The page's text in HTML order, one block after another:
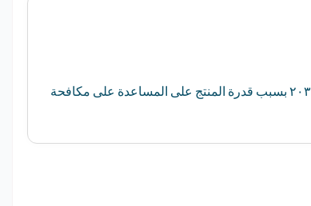
وسيشهد حجم سوق التليفزيون المحنك على معدل نمو كبير خلال الفترة من ٢٠٢٣ إلى ٢٠٣٢ بسبب قدرة المنتج على المساعدة على مكافحة